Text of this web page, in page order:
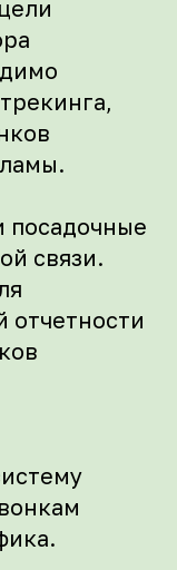
посадочные
связи.
отчетности